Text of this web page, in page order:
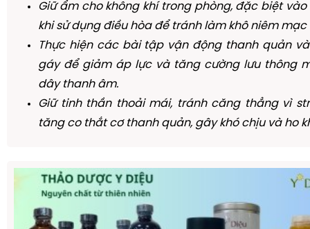
Giữ ẩm cho không khí trong phòng, đặc biệt
khi sử dụng điều hòa để tránh làm khô niêm
Thực hiện các bài tập vận động thanh quản
gáy để giảm áp lực và tăng cường lưu thông
dây thanh âm.
Giữ tinh thần thoải mái, tránh căng thẳng vì
tăng co thắt cơ thanh quản, gây khó chịu và ho